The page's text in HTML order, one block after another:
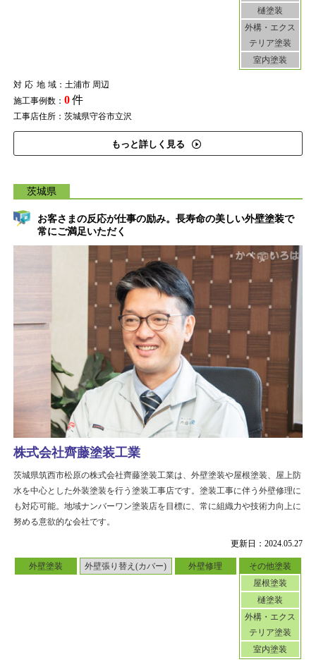
樋塗装
外構・エクス
テリア塗装
室内塗装
対応地域：土浦市 周辺
施工事例数： 0件
工事店住所：茨城県守谷市立沢
もっと詳しく見る
茨城県
お客さまの反応が仕事の励み。長寿命の美しい外壁塗装で
常にご満足いただく
更新日：2024.05.27
外壁塗装 外壁張り替え(カバー) 外壁修理
その他塗装
屋根塗装
樋塗装
外構・エクス
テリア塗装
室内塗装
株式会社齊藤塗装工業
茨城県筑西市松原の株式会社齊藤塗装工業は、外壁塗装や屋根塗装、屋上防
水を中心とした外装塗装を行う塗装工事店です。塗装工事に伴う外壁修理に
も対応可能。地域ナンバーワン塗装店を目標に、常に組織力や技術力向上に
努める意欲的な会社です。